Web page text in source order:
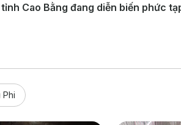
Cao Bằng đang diễn biến phức
Phi